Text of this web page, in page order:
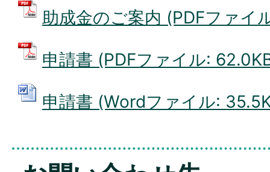
助成金のご案内 (PDFファイ
申請書 (PDFファイル:
申請書 (Wordファイル: